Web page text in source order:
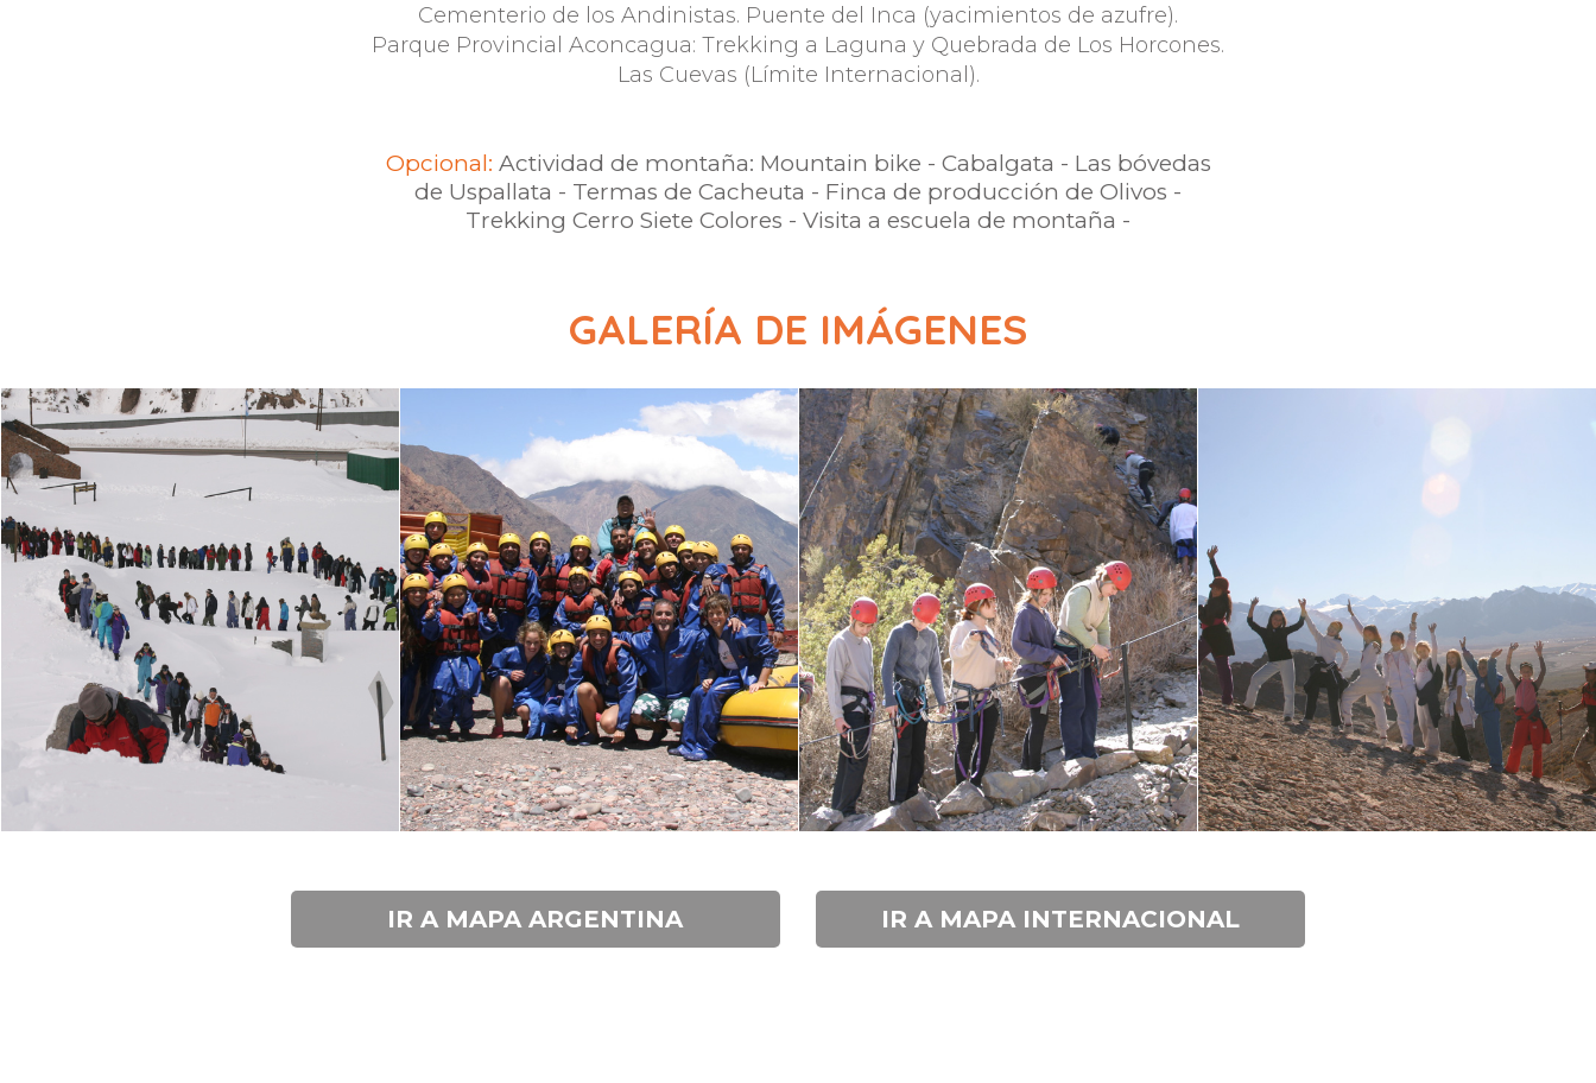
Cementerio de los Andinistas. Puente del Inca (yacimientos de azufre).
Parque Provincial Aconcagua: Trekking a Laguna y Quebrada de Los Horcones.
Las Cuevas (Límite Internacional).
Opcional: Actividad de montaña: Mountain bike - Cabalgata - Las bóvedas
de Uspallata - Termas de Cacheuta - Finca de producción de Olivos -
Trekking Cerro Siete Colores - Visita a escuela de montaña -
GALERÍA DE IMÁGENES
IR A MAPA ARGENTINA IR A MAPA INTERNACIONAL